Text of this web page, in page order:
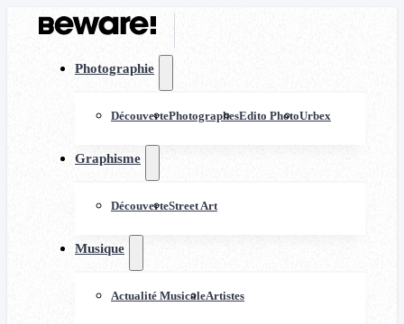
Photographie
DécouvertePhotographesEdito PhotoUrbex
Graphisme
DécouverteStreet Art
Musique
Actualité MusicaleArtistes